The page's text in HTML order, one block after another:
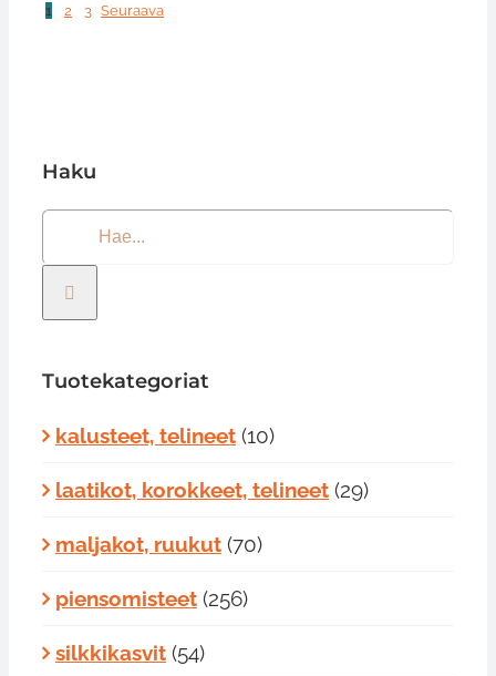
1 2 3 Seuraava
Haku
...
Tuotekategoriat
kalusteet, telineet (10)
laatikot, korokkeet, telineet (29)
maljakot, ruukut (70)
piensomisteet (256)
silkkikasvit (54)